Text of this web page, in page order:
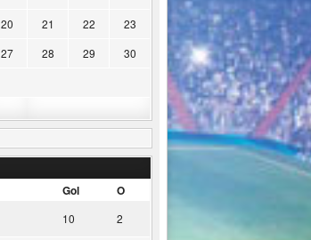
20 21 22
23
27 28 29
30
Gol O
10 2